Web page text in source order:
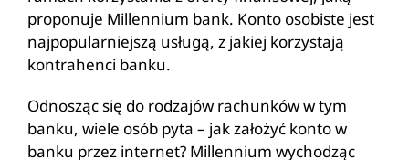
proponuje Millennium bank. Konto osobiste jest
najpopularniejszą usługą, z jakiej korzystają
kontrahenci banku.
Odnosząc się do rodzajów rachunków w tym
banku, wiele osób pyta – jak założyć konto w
banku przez internet? Millennium wychodząc